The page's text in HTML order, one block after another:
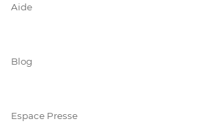
Aide
Blog
Espace Presse